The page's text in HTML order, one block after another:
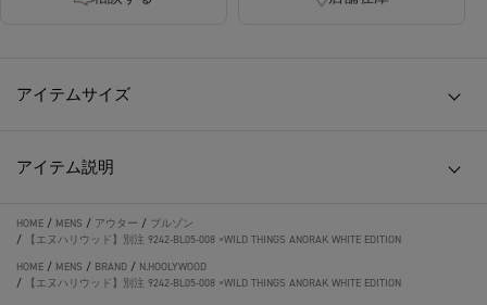
アイテムサイズ
アイテム説明
HOME / MENS / アウター / ブルゾン
/
【エヌハリウッド】別注 9242-BL05-008 ×WILD THINGS ANORAK WHITE EDITION
HOME / MENS / BRAND / N.HOOLYWOOD
/
【エヌハリウッド】別注 9242-BL05-008 ×WILD THINGS ANORAK WHITE EDITION